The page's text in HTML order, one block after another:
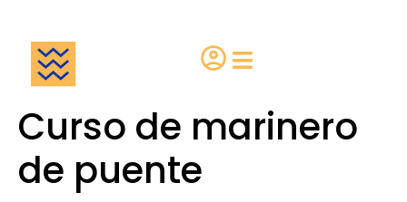
Curso de marinero
de puente